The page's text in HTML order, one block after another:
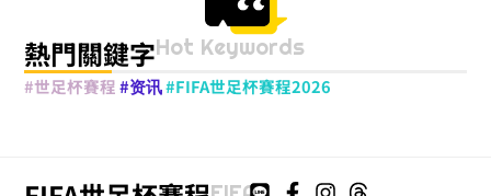
熱門關鍵字Hot Keywords
#世足杯賽程 #资讯#FIFA世足杯賽程2026